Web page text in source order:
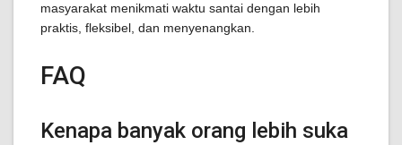
masyarakat menikmati waktu santai dengan lebih
praktis, fleksibel, dan menyenangkan.
FAQ
Kenapa banyak orang lebih suka